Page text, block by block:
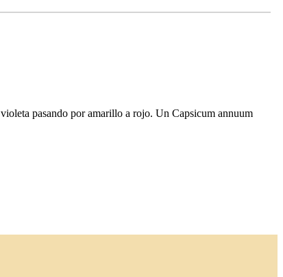
pasando por amarillo a rojo. Un Capsicum annuum